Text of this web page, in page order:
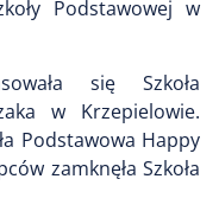
Podstawowej w
się Szkoła
w Krzepielowie.
Podstawowa Happy
zamknęła Szkoła